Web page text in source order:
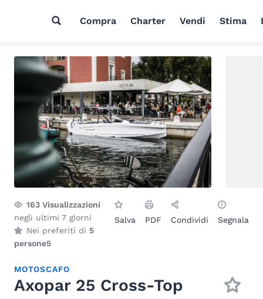
Compra Charter Vendi Stima
163 Visualizzazioni
negli ultimi 7 giorni
Nei preferiti di 5
persone5
Salva PDF Condividi Segnala
MOTOSCAFO
Axopar 25 Cross-Top